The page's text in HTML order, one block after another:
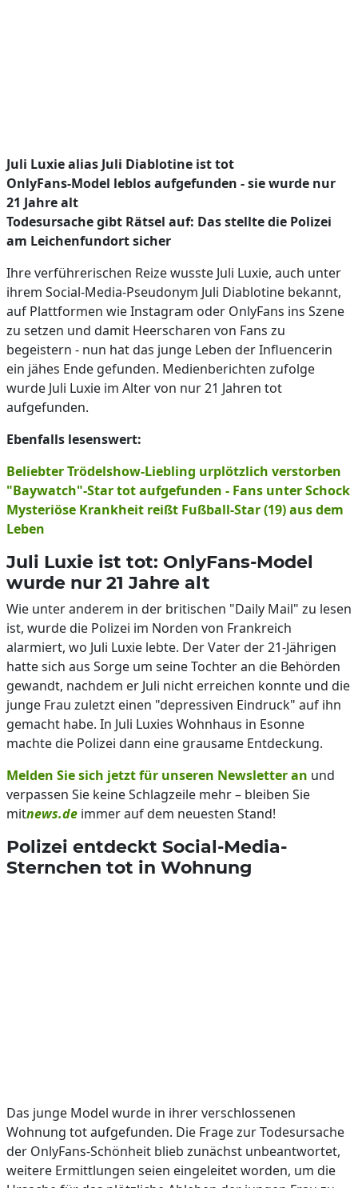
Juli Luxie alias Juli Diablotine ist tot
OnlyFans-Model leblos aufgefunden - sie wurde nur
21 Jahre alt
Todesursache gibt Rätsel auf: Das stellte die Polizei
am Leichenfundort sicher
Ihre verführerischen Reize wusste Juli Luxie, auch unter
ihrem Social-Media-Pseudonym Juli Diablotine bekannt,
auf Plattformen wie Instagram oder OnlyFans ins Szene
zu setzen und damit Heerscharen von Fans zu
begeistern - nun hat das junge Leben der Influencerin
ein jähes Ende gefunden. Medienberichten zufolge
wurde Juli Luxie im Alter von nur 21 Jahren tot
aufgefunden.
Ebenfalls lesenswert:
Beliebter Trödelshow-Liebling urplötzlich verstorben
"Baywatch"-Star tot aufgefunden - Fans unter Schock
Mysteriöse Krankheit reißt Fußball-Star (19) aus dem
Leben
Juli Luxie ist tot: OnlyFans-Model
wurde nur 21 Jahre alt
Wie unter anderem in der britischen "Daily Mail" zu lesen
ist, wurde die Polizei im Norden von Frankreich
alarmiert, wo Juli Luxie lebte. Der Vater der 21-Jährigen
hatte sich aus Sorge um seine Tochter an die Behörden
gewandt, nachdem er Juli nicht erreichen konnte und die
junge Frau zuletzt einen "depressiven Eindruck" auf ihn
gemacht habe. In Juli Luxies Wohnhaus in Esonne
machte die Polizei dann eine grausame Entdeckung.
Melden Sie sich jetzt für unseren Newsletter an und
verpassen Sie keine Schlagzeile mehr – bleiben Sie
mitnews.de immer auf dem neuesten Stand!
Polizei entdeckt Social-Media-
Sternchen tot in Wohnung
Das junge Model wurde in ihrer verschlossenen
Wohnung tot aufgefunden. Die Frage zur Todesursache
der OnlyFans-Schönheit blieb zunächst unbeantwortet,
weitere Ermittlungen seien eingeleitet worden, um die